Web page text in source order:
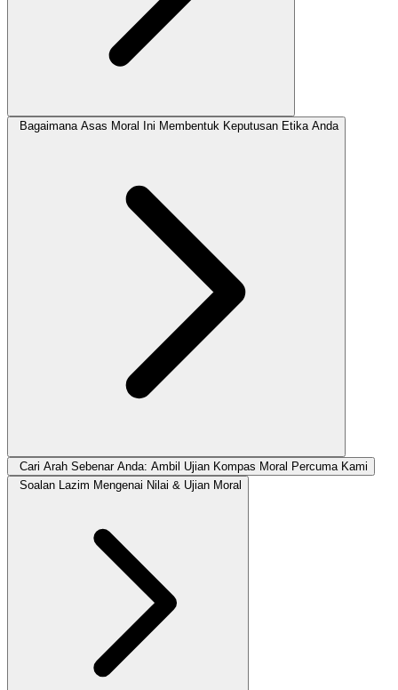
Bagaimana Asas Moral Ini Membentuk Keputusan Etika Anda
Cari Arah Sebenar Anda: Ambil Ujian Kompas Moral Percuma Kami
Soalan Lazim Mengenai Nilai & Ujian Moral